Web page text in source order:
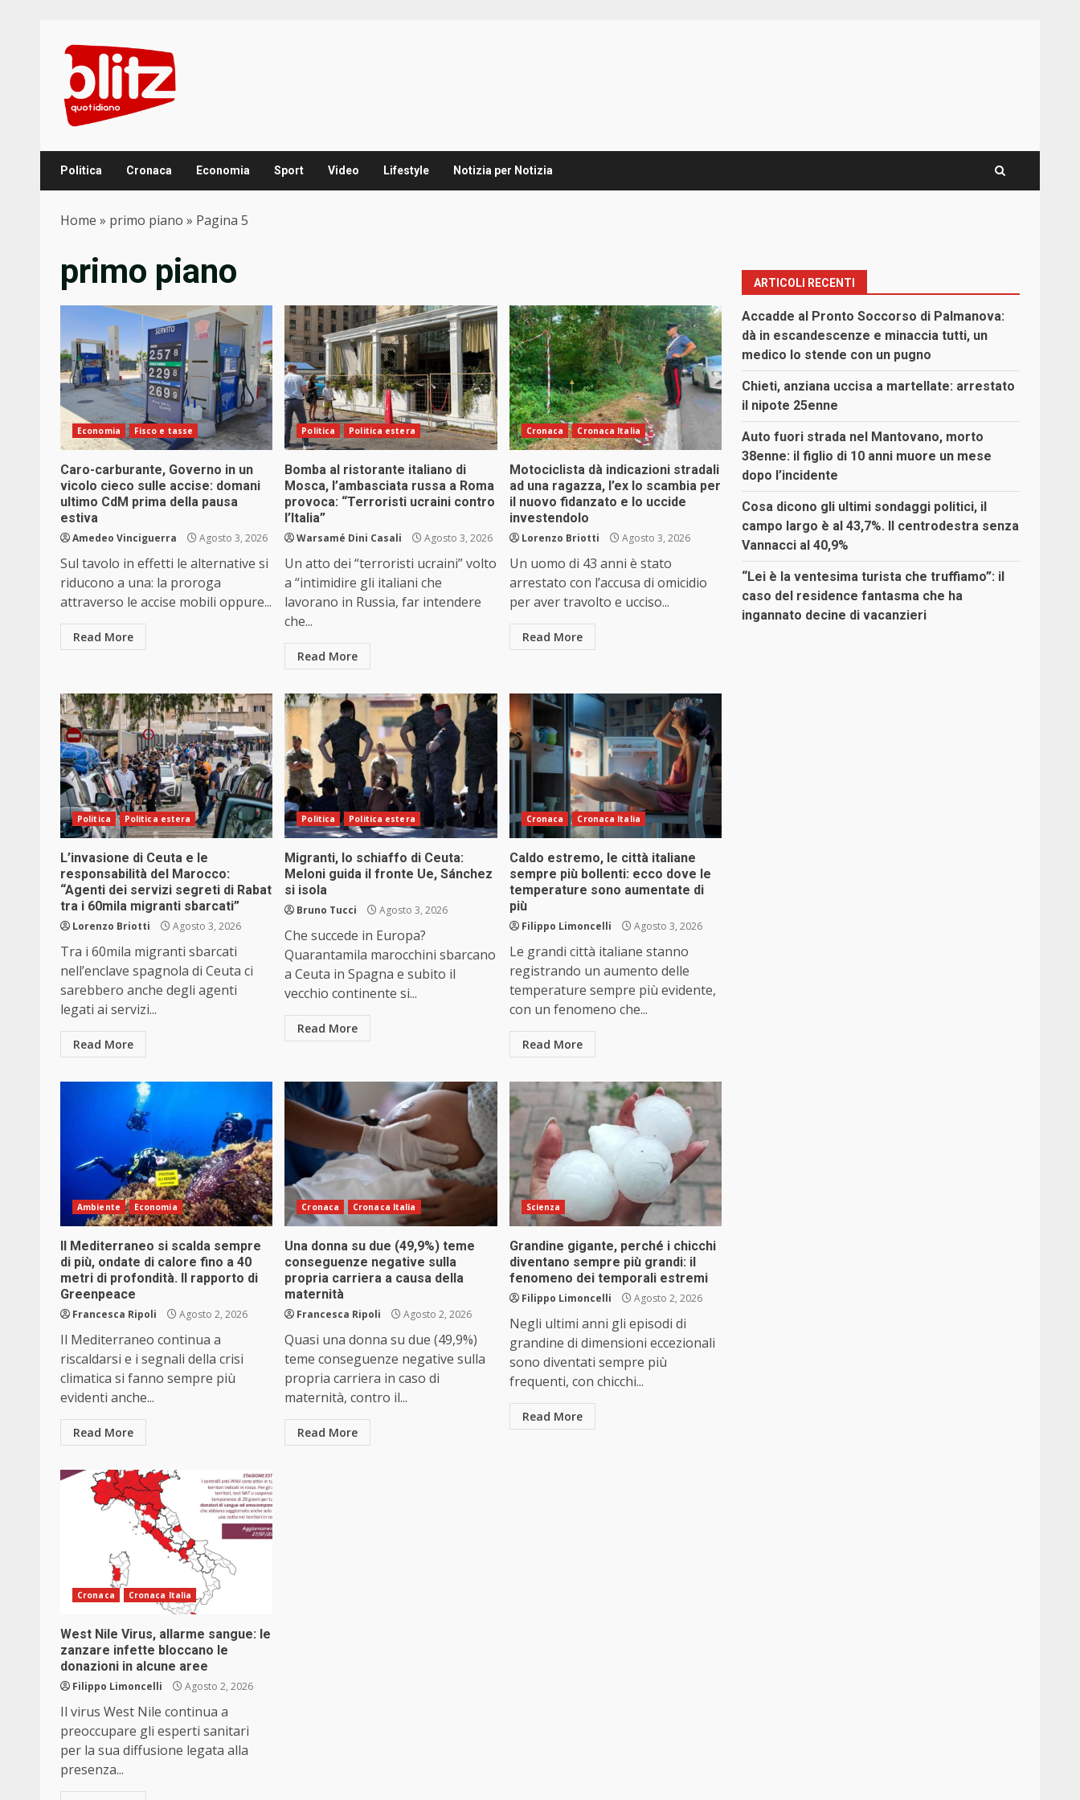
content
Politica Cronaca Economia Sport Video Lifestyle Notizia per Notizia
Home » primo piano » Pagina 5
primo piano
Economia Fisco e tasse
Caro-carburante, Governo in un
vicolo cieco sulle accise: domani
ultimo CdM prima della pausa
estiva
Amedeo Vinciguerra Agosto 3, 2026
Sul tavolo in effetti le alternative si
riducono a una: la proroga
attraverso le accise mobili oppure...
Read More
Politica Politica estera
Bomba al ristorante italiano di
Mosca, l’ambasciata russa a Roma
provoca: “Terroristi ucraini contro
l’Italia”
Warsamé Dini Casali Agosto 3, 2026
Un atto dei “terroristi ucraini” volto
a “intimidire gli italiani che
lavorano in Russia, far intendere
che...
Read More
Cronaca Cronaca Italia
Motociclista dà indicazioni stradali
ad una ragazza, l’ex lo scambia per
il nuovo fidanzato e lo uccide
investendolo
Lorenzo Briotti Agosto 3, 2026
Un uomo di 43 anni è stato
arrestato con l’accusa di omicidio
per aver travolto e ucciso...
Read More
Politica Politica estera
L’invasione di Ceuta e le
responsabilità del Marocco:
“Agenti dei servizi segreti di Rabat
tra i 60mila migranti sbarcati”
Lorenzo Briotti Agosto 3, 2026
Tra i 60mila migranti sbarcati
nell’enclave spagnola di Ceuta ci
sarebbero anche degli agenti
legati ai servizi...
Read More
Politica Politica estera
Migranti, lo schiaffo di Ceuta:
Meloni guida il fronte Ue, Sánchez
si isola
Bruno Tucci Agosto 3, 2026
Che succede in Europa?
Quarantamila marocchini sbarcano
a Ceuta in Spagna e subito il
vecchio continente si...
Read More
Cronaca Cronaca Italia
Caldo estremo, le città italiane
sempre più bollenti: ecco dove le
temperature sono aumentate di
più
Filippo Limoncelli Agosto 3, 2026
Le grandi città italiane stanno
registrando un aumento delle
temperature sempre più evidente,
con un fenomeno che...
Read More
Ambiente Economia
Il Mediterraneo si scalda sempre
di più, ondate di calore fino a 40
metri di profondità. Il rapporto di
Greenpeace
Francesca Ripoli Agosto 2, 2026
Il Mediterraneo continua a
riscaldarsi e i segnali della crisi
climatica si fanno sempre più
evidenti anche...
Read More
Cronaca Cronaca Italia
Una donna su due (49,9%) teme
conseguenze negative sulla
propria carriera a causa della
maternità
Francesca Ripoli Agosto 2, 2026
Quasi una donna su due (49,9%)
teme conseguenze negative sulla
propria carriera in caso di
maternità, contro il...
Read More
Scienza
Grandine gigante, perché i chicchi
diventano sempre più grandi: il
fenomeno dei temporali estremi
Filippo Limoncelli Agosto 2, 2026
Negli ultimi anni gli episodi di
grandine di dimensioni eccezionali
sono diventati sempre più
frequenti, con chicchi...
Read More
Cronaca Cronaca Italia
West Nile Virus, allarme sangue: le
zanzare infette bloccano le
donazioni in alcune aree
Filippo Limoncelli Agosto 2, 2026
Il virus West Nile continua a
preoccupare gli esperti sanitari
per la sua diffusione legata alla
presenza...
ARTICOLI RECENTI
Accadde al Pronto Soccorso di Palmanova:
dà in escandescenze e minaccia tutti, un
medico lo stende con un pugno
Chieti, anziana uccisa a martellate: arrestato
il nipote 25enne
Auto fuori strada nel Mantovano, morto
38enne: il figlio di 10 anni muore un mese
dopo l’incidente
Cosa dicono gli ultimi sondaggi politici, il
campo largo è al 43,7%. Il centrodestra senza
Vannacci al 40,9%
“Lei è la ventesima turista che truffiamo”: il
caso del residence fantasma che ha
ingannato decine di vacanzieri